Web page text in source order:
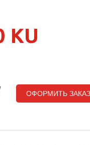
KU
ОФОРМИТЬ ЗАКАЗ